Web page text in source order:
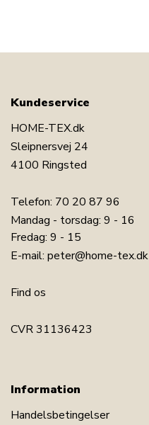
Kundeservice
HOME-TEX.dk
Sleipnersvej 24
4100 Ringsted
Telefon: 70 20 87 96
Mandag - torsdag: 9 - 16
Fredag: 9 - 15
E-mail: peter@home-tex.dk
Find os
CVR 31136423
Information
Handelsbetingelser